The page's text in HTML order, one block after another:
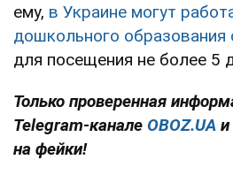
ему, в Украине могут
дошкольного образования
для посещения не более 5
Только проверенная
Telegram-канале OBOZ.UA и
на фейки!